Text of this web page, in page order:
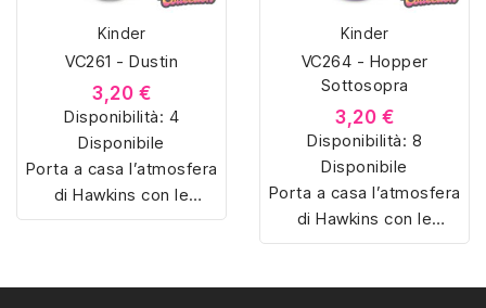
collezionisti, ideali anche
come regalo originale.
unici. Perfetti per fan e
collezionisti, ideali anche
come regalo originale.
Kinder
VC261 - Dustin
3,20 €
Disponibilità: 4
Disponibile
Porta a casa l’atmosfera
di Hawkins con le
sorpresine Kinder Joy
Kinder
VC264 - Hopper
Sottosopra
3,20 €
Disponibilità: 8
Disponibile
Porta a casa l’atmosfera
di Hawkins con le
sorpresine Kinder Joy